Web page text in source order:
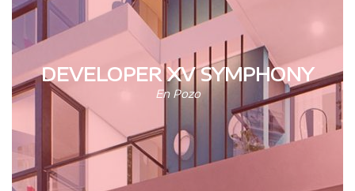
DEVELOPER XV SYMPHONY
En Pozo